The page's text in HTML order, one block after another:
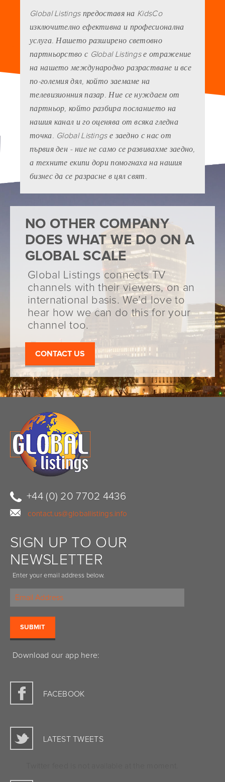
Global Listings предоставя на KidsCo
изключително ефективна и професионална
услуга. Нашето разширено световно
партньорство с Global Listings е отражение
на нашето международно разрастване и все
по-големия дял, който заемаме на
телевизионния пазар. Ние се нуждаем от
партньор, който разбира посланието на
нашия канал и го оценява от всяка гледна
точка. Global Listings е заедно с нас от
първия ден - ние не само се развивахме заедно,
а техните екипи дори помогнаха на нашия
бизнес да се разрасне в цял свят.
READ MORE TESTIMONIALS
NO OTHER COMPANY
DOES WHAT WE DO ON A
GLOBAL SCALE
Global Listings connects TV
channels with their viewers, on an
international basis. We’d love to
hear how we can do this for your
channel too.
CONTACT US
+44 (0) 20 7702 4436
contact.us@globallistings.info
SIGN UP TO OUR
NEWSLETTER
Enter your email address below.
Download our app here:
FACEBOOK
LATEST TWEETS